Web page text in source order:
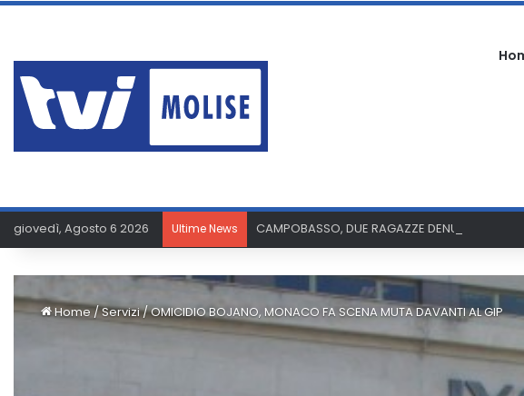
giovedì, Agosto 6 2026 Ultime News CAMPOBASSO, DUE RAGAZZE DENUNCIANO UN
Home/Servizi/OMICIDIO BOJANO, MONACO FA SCENA MUTA DAVANTI AL GIP